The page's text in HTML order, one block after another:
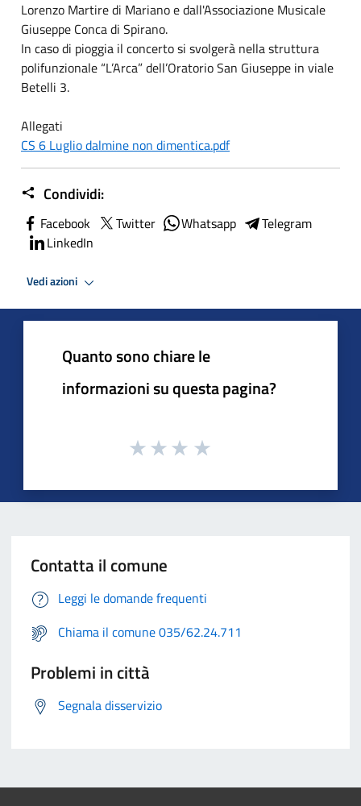
Lorenzo Martire di Mariano e dall'Associazione Musicale
Giuseppe Conca di Spirano.
In caso di pioggia il concerto si svolgerà nella struttura
polifunzionale “L’Arca” dell’Oratorio San Giuseppe in viale
Betelli 3.
Allegati
CS 6 Luglio dalmine non dimentica.pdf
Condividi:
Facebook Twitter Whatsapp
Telegram
LinkedIn
Vedi azioni
Quanto sono chiare le
informazioni su questa pagina?
Contatta il comune
Leggi le domande frequenti
Chiama il comune 035/62.24.711
Problemi in città
Segnala disservizio